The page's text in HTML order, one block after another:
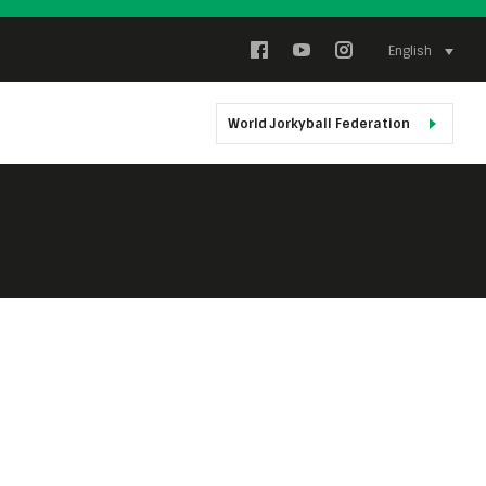
English
World Jorkyball Federation